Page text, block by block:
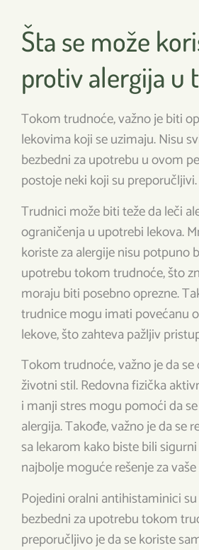
Šta se može
protiv alergija u
Tokom trudnoće, važno je biti
lekovima koji se uzimaju. Nisu
bezbedni za upotrebu u ovom
postoje neki koji su preporučljivi.
Trudnici može biti teže da leči
ograničenja u upotrebi lekova.
koriste za alergije nisu potpuno
upotrebu tokom trudnoće, što
moraju biti posebno oprezne.
trudnice mogu imati povećanu
lekove, što zahteva pažljiv
Tokom trudnoće, važno je da se
životni stil. Redovna fizička
i manji stres mogu pomoći da
alergija. Takođe, važno je da se
sa lekarom kako biste bili
najbolje moguće rešenje za
Pojedini oralni antihistaminici
bezbedni za upotrebu tokom
preporučljivo je da se koriste